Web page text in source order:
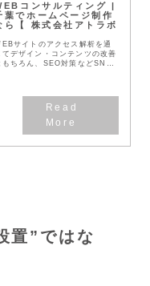
コンサルティング |
葉でホームページ制作
ら【 株式会社アトラボ
サイトのアクセス解析を通
てデザイン・コンテンツの改善
もちろん、SEO対策などSNS
算に応じたWEB...
置”ではな